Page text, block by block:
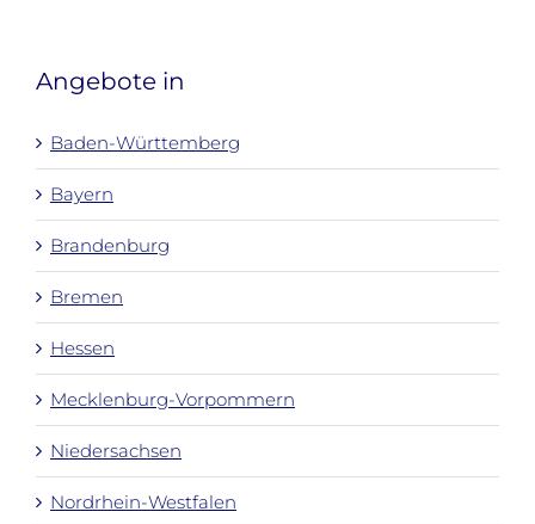
Angebote in
Baden-Württemberg
Bayern
Brandenburg
Bremen
Hessen
Mecklenburg-Vorpommern
Niedersachsen
Nordrhein-Westfalen